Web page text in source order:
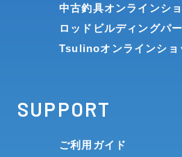
中古釣具オンラインシ
ロッドビルディングパ
Tsulinoオンラインショ
SUPPORT
ご利用ガイド